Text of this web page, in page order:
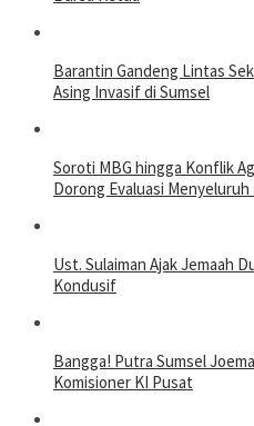
Barantin Gandeng Lintas
Asing Invasif di Sumsel
Soroti MBG hingga Konflik
Dorong Evaluasi
Ust. Sulaiman Ajak Jemaah
Kondusif
Bangga! Putra Sumsel
Komisioner KI Pusat